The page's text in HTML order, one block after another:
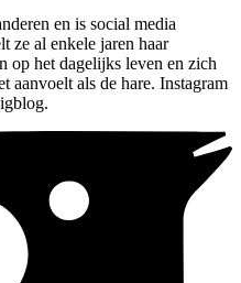
en is social media
ze al enkele jaren haar
op het dagelijks leven en zich
aanvoelt als de hare. Instagram